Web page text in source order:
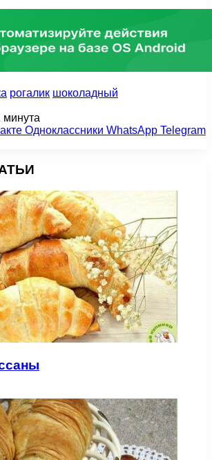
рогалик шоколадный
минута
Одноклассники WhatsApp Telegram